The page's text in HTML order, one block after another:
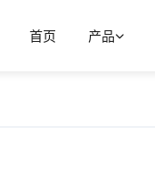
首页 产品